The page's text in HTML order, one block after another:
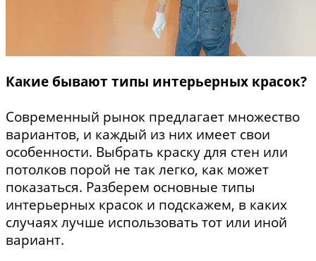
Какие бывают типы интерьерных красок?
Современный рынок предлагает множество
вариантов, и каждый из них имеет свои
особенности. Выбрать краску для стен или
потолков порой не так легко, как может
показаться. Разберем основные типы
интерьерных красок и подскажем, в каких
случаях лучше использовать тот или иной
вариант.